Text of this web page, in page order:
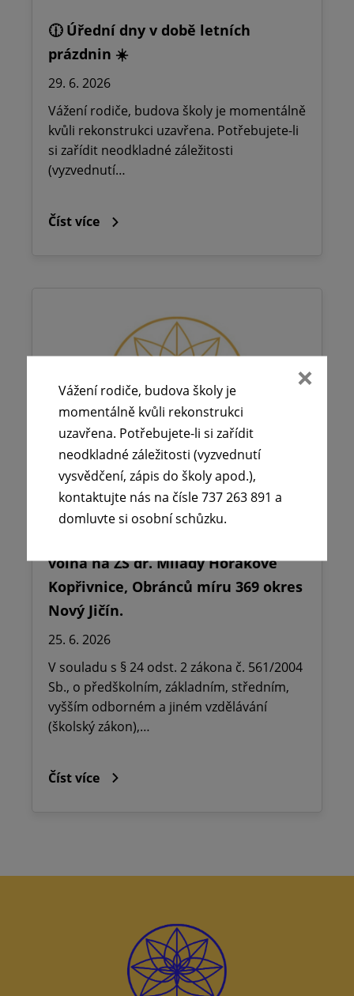
🕧 Úřední dny v době letních
prázdnin ☀️
29. 6. 2026
Vážení rodiče, budova školy je momentálně
kvůli rekonstrukci uzavřena. Potřebujete-li
si zařídit neodkladné záležitosti
(vyzvednutí…
Číst více
volna na ZŠ dr. Milady Horákové
Kopřivnice, Obránců míru 369 okres
Nový Jičín.
25. 6. 2026
V souladu s § 24 odst. 2 zákona č. 561/2004
Sb., o předškolním, základním, středním,
vyšším odborném a jiném vzdělávání
(školský zákon),…
Číst více
Vážení rodiče, budova školy je
momentálně kvůli rekonstrukci
uzavřena. Potřebujete-li si zařídit
neodkladné záležitosti (vyzvednutí
vysvědčení, zápis do školy apod.),
kontaktujte nás na čísle 737 263 891 a
domluvte si osobní schůzku.